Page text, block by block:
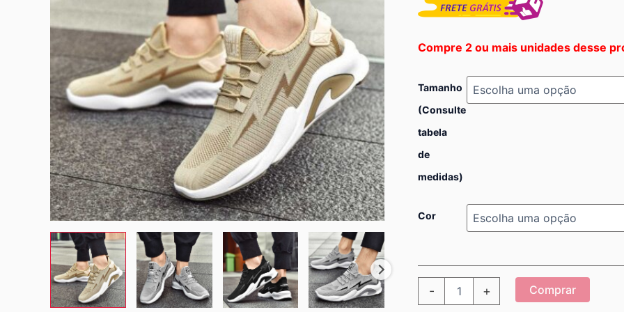
Compre 2 ou mais unidades desse
Tamanho
(Consulte
tabela
de
medidas)
Cor
- + Comprar